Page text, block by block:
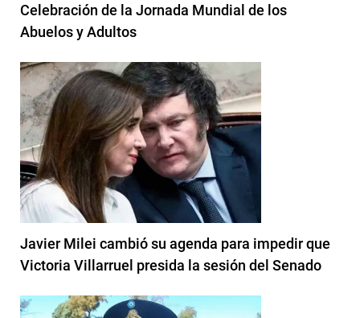
Celebración de la Jornada Mundial de los
Abuelos y Adultos
Javier Milei cambió su agenda para impedir que
Victoria Villarruel presida la sesión del Senado